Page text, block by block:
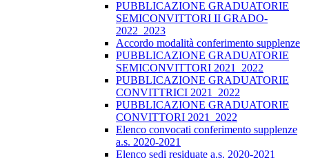
PUBBLICAZIONE GRADUATORIE
SEMICONVITTORI II GRADO-
2022_2023
Accordo modalità conferimento supplenze
PUBBLICAZIONE GRADUATORIE
SEMICONVITTORI 2021_2022
PUBBLICAZIONE GRADUATORIE
CONVITTRICI 2021_2022
PUBBLICAZIONE GRADUATORIE
CONVITTORI 2021_2022
Elenco convocati conferimento supplenze
a.s. 2020-2021
Elenco sedi residuate a.s. 2020-2021